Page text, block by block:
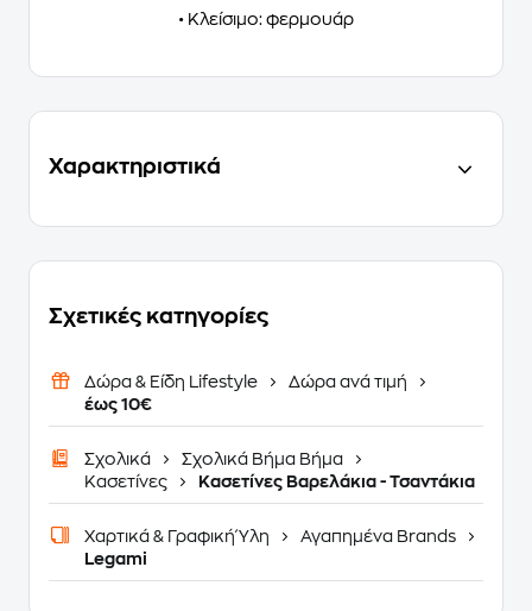
• Κλείσιμο: φερμουάρ
Χαρακτηριστικά
Σχετικές κατηγορίες
Δώρα & Είδη Lifestyle
Δώρα ανά τιμή
έως 10€
Σχολικά
Σχολικά Βήμα Βήμα
Κασετίνες
Κασετίνες Βαρελάκια - Τσαντάκια
Χαρτικά & Γραφική Ύλη
Αγαπημένα Brands
Legami